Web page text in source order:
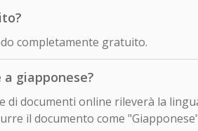
completamente gratuito.
giapponese?
documenti online rileverà la
il documento come